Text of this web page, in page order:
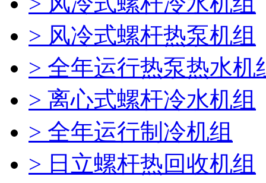
> 风冷式螺杆热泵机组
> 全年运行热泵热水机
> 离心式螺杆冷水机组
> 全年运行制冷机组
> 日立螺杆热回收机组